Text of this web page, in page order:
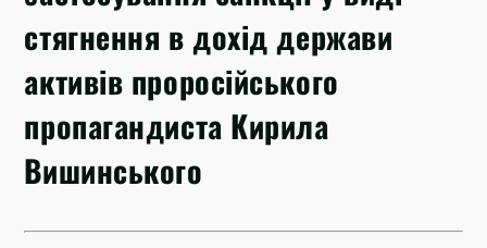
стягнення в дохід держави
активів проросійського
пропагандиста Кирила
Вишинського